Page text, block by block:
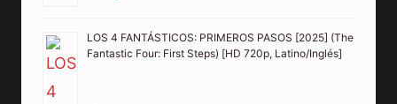
LOS 4 FANTÁSTICOS: PRIMEROS PASOS [2025] (The
Fantastic Four: First Steps) [HD 720p, Latino/Inglés]